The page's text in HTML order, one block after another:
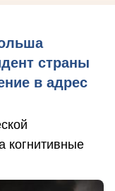
страны
в адрес
когнитивные